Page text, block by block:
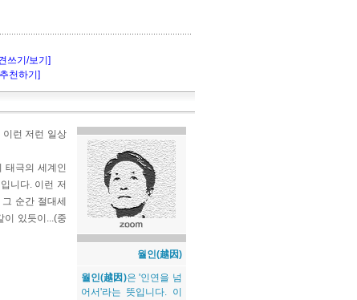
쓰기/보기]
천하기]
월인(越因)
월인(越因)은 '인연을 넘
어서'라는 뜻입니다. 이
이런 저런 일상
태극의 세계인
니다. 이런 저
순간 절대세
이 있듯이...(중